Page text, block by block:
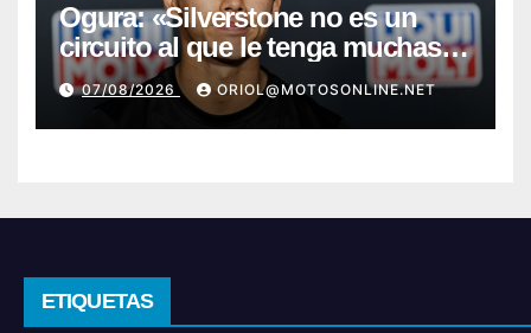
Ogura: «Silverstone no es un
circuito al que le tenga muchas
ganas»
07/08/2026 ORIOL@MOTOSONLINE.NET
ETIQUETAS